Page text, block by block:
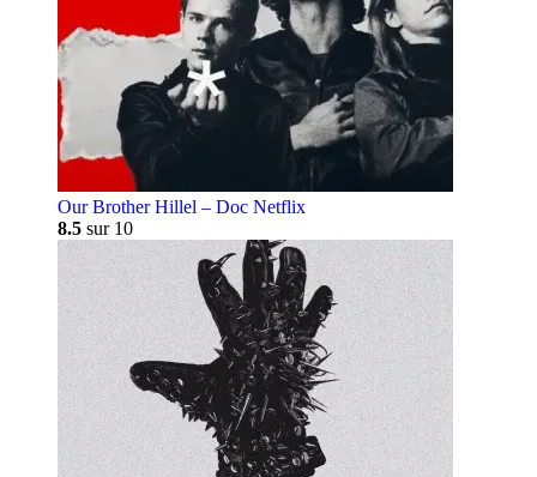
Our Brother Hillel – Doc Netflix
8.5 sur 10